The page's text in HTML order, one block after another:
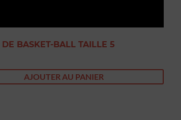
BASKET-BALL TAILLE 5
AJOUTER AU PANIER